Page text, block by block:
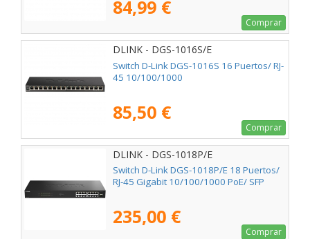
84,99 €
Comprar
DLINK - DGS-1016S/E
Switch D-Link DGS-1016S 16 Puertos/ RJ-
45 10/100/1000
85,50 €
Comprar
DLINK - DGS-1018P/E
Switch D-Link DGS-1018P/E 18 Puertos/
RJ-45 Gigabit 10/100/1000 PoE/ SFP
235,00 €
Comprar